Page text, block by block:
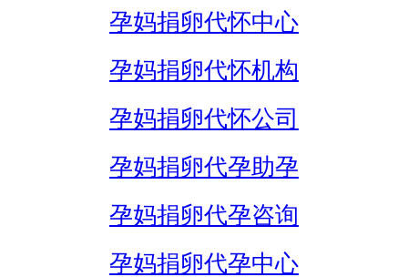
孕妈捐卵代怀中心
孕妈捐卵代怀机构
孕妈捐卵代怀公司
孕妈捐卵代孕助孕
孕妈捐卵代孕咨询
孕妈捐卵代孕中心